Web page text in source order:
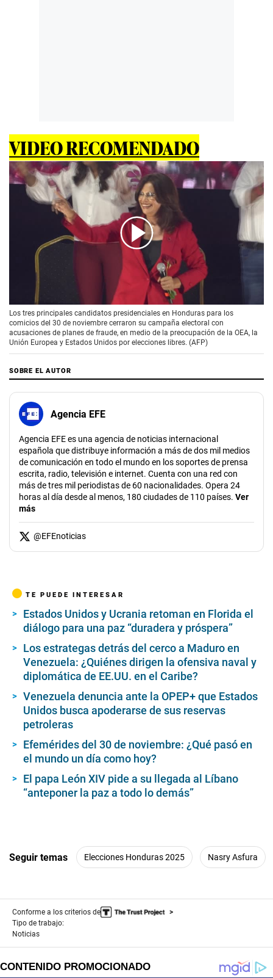
VIDEO RECOMENDADO
Los tres principales candidatos presidenciales en Honduras para los
comicios del 30 de noviembre cerraron su campaña electoral con
acusaciones de planes de fraude, en medio de la preocupación de la OEA, la
Unión Europea y Estados Unidos por elecciones libres. (AFP)
SOBRE EL AUTOR
Agencia EFE
Agencia EFE es una agencia de noticias internacional
española que distribuye información a más de dos mil medios
de comunicación en todo el mundo en los soportes de prensa
escrita, radio, televisión e internet. Cuenta con una red con
más de tres mil periodistas de 60 nacionalidades. Opera 24
horas al día desde al menos, 180 ciudades de 110 países. Ver
más
@EFEnoticias
TE PUEDE INTERESAR
Estados Unidos y Ucrania retoman en Florida el
diálogo para una paz “duradera y próspera”
Los estrategas detrás del cerco a Maduro en
Venezuela: ¿Quiénes dirigen la ofensiva naval y
diplomática de EE.UU. en el Caribe?
Venezuela denuncia ante la OPEP+ que Estados
Unidos busca apoderarse de sus reservas
petroleras
Efemérides del 30 de noviembre: ¿Qué pasó en
el mundo un día como hoy?
El papa León XIV pide a su llegada al Líbano
“anteponer la paz a todo lo demás”
Seguir temas Elecciones Honduras 2025 Nasry Asfura
Conforme a los criterios de
Tipo de trabajo:
Noticias